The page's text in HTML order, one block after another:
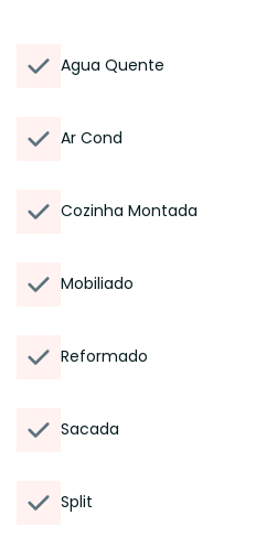
Agua Quente
Ar Cond
Cozinha Montada
Mobiliado
Reformado
Sacada
Split